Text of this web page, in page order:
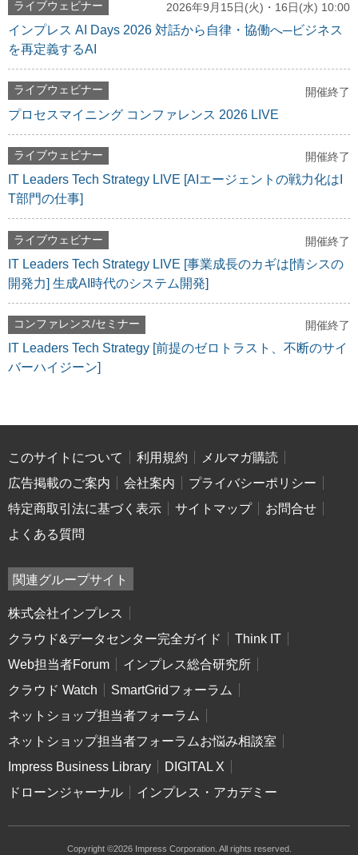
ライブウェビナー 2026年9月15日(火)・16日(水) 10:00
インプレス AI Days 2026 対話から自律・協働へ─ビジネス
を再定義するAI
ライブウェビナー 開催終了
プロセスマイニング コンファレンス 2026 LIVE
ライブウェビナー 開催終了
IT Leaders Tech Strategy LIVE [AIエージェントの戦力化はI
T部門の仕事]
ライブウェビナー 開催終了
IT Leaders Tech Strategy LIVE [事業成長のカギは[情シスの
開発力] 生成AI時代のシステム開発]
コンファレンス/セミナー 開催終了
IT Leaders Tech Strategy [前提のゼロトラスト、不断のサイ
バーハイジーン]
このサイトについて 利用規約
メルマガ購読
広告掲載のご案内
会社案内
プライバシーポリシー
特定商取引法に基づく表示
サイトマップ
お問合せ
よくある質問
関連グループサイト
株式会社インプレス
クラウド&データセンター完全ガイド
Think IT
Web担当者Forum
インプレス総合研究所
クラウド Watch
SmartGridフォーラム
ネットショップ担当者フォーラム
ネットショップ担当者フォーラムお悩み相談室
Impress Business Library
DIGITAL X
ドローンジャーナル
インプレス・アカデミー
Copyright ©2026 Impress Corporation. All rights reserved.